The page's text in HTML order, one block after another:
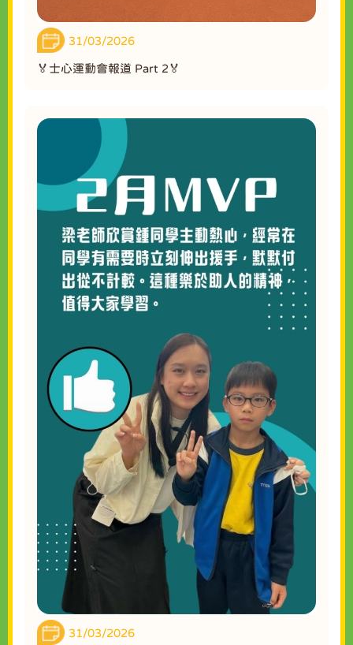
31/03/2026
🏅士心運動會報道 Part 2🏅
31/03/2026